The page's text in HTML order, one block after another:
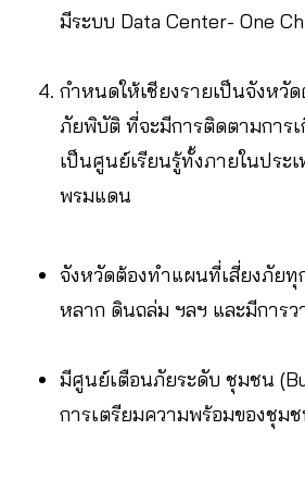
มีระบบ Data Center- One
กำหนดให้เชียงรายเป็นจังหวั
ภัยพิบัติ ที่จะมีการติดตามการ
เป็นศูนย์เรียนรู้ทั้งภายในประ
พรมแดน
จังหวัดต้องทำแผนที่เสี่ยงภัย
หลาก ดินถล่ม ฯลฯ และมีการ
มีศูนย์เตือนภัยระดับ ชุมชน
การเตรียมความพร้อมของชุม